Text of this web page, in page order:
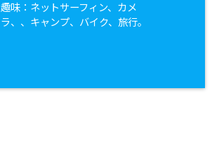
趣味：ネットサーフィン、カメ
ラ、、キャンプ、バイク、旅行。